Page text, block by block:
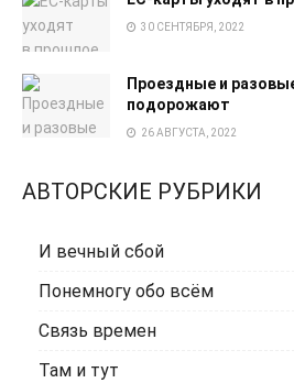
30 СЕНТЯБРЯ, 2022
Проездные и
подорожают
26 АВГУСТА, 2022
АВТОРСКИЕ РУБРИКИ
И вечный сбой
Понемногу обо всём
Связь времен
Там и тут